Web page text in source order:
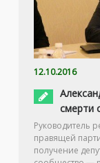
12.10.2016
смерти
Руководитель
правящей
получение